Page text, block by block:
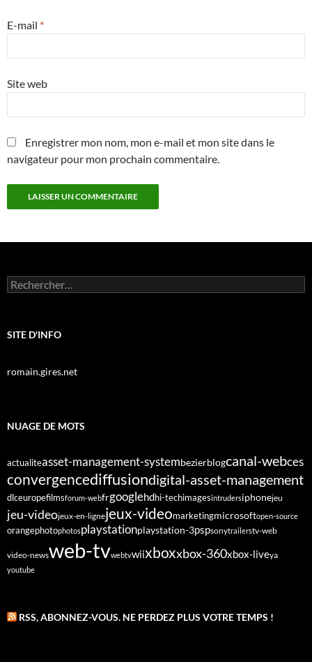
E-mail *
Site web
Enregistrer mon nom, mon e-mail et mon site dans le
navigateur pour mon prochain commentaire.
Rechercher :
SITE D'INFO
romain.gires.net
NUAGE DE MOTS
actualiteasset-management-systembezierblogcanal-webces
convergencediffusiondigital-asset-management
dlceuropefilmsforum-webfrgooglehdhi-techimagesintrudersiphonejeu
jeu-videojeux-en-lignejeux-videomarketingmicrosoftopen-source
orangephotophotosplaystationplaystation-3pspsonytrailerstv-web
video-newsweb-tvwebtvwiixboxxbox-360xbox-liveya
youtube
RSS, ABONNEZ-VOUS. NE PERDEZ PLUS VOTRE TEMPS !